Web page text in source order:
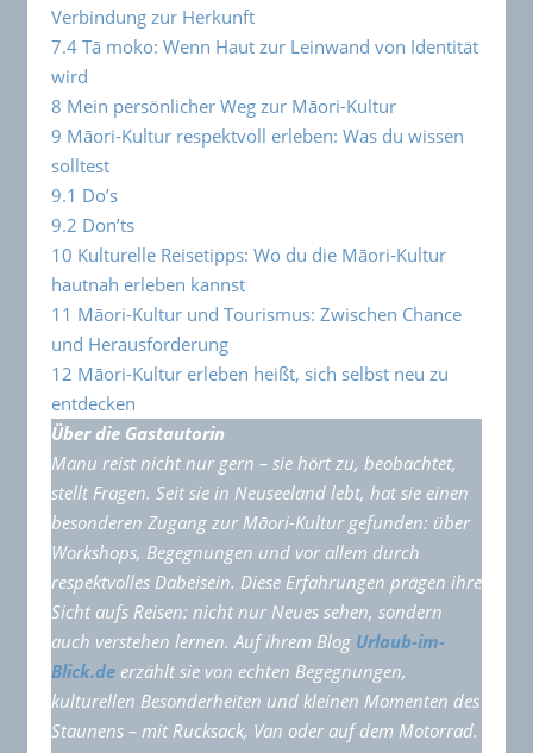
Verbindung zur Herkunft
7.4 Tā moko: Wenn Haut zur Leinwand von Identität
wird
8 Mein persönlicher Weg zur Māori-Kultur
9 Māori-Kultur respektvoll erleben: Was du wissen
solltest
9.1 Do’s
9.2 Don’ts
10 Kulturelle Reisetipps: Wo du die Māori-Kultur
hautnah erleben kannst
11 Māori-Kultur und Tourismus: Zwischen Chance
und Herausforderung
12 Māori-Kultur erleben heißt, sich selbst neu zu
entdecken
Über die Gastautorin
Manu reist nicht nur gern – sie hört zu, beobachtet,
stellt Fragen. Seit sie in Neuseeland lebt, hat sie einen
besonderen Zugang zur Māori-Kultur gefunden: über
Workshops, Begegnungen und vor allem durch
respektvolles Dabeisein. Diese Erfahrungen prägen ihre
Sicht aufs Reisen: nicht nur Neues sehen, sondern
auch verstehen lernen. Auf ihrem Blog Urlaub-im-
Blick.de erzählt sie von echten Begegnungen,
kulturellen Besonderheiten und kleinen Momenten des
Staunens – mit Rucksack, Van oder auf dem Motorrad.